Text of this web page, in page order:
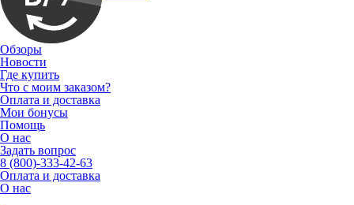
Обзоры
Новости
Где купить
Что с моим заказом?
Оплата и доставка
Мои бонусы
Помощь
О нас
Задать вопрос
8 (800)-333-42-63
Оплата и доставка
О нас